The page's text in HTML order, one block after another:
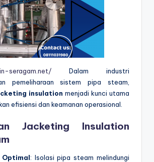
seragam.net/ Dalam industri
pemeliharaan sistem pipa steam,
insulation menjadi kunci utama
efisiensi dan keamanan operasional.
Jacketing Insulation
Optimal: Isolasi pipa steam melindungi